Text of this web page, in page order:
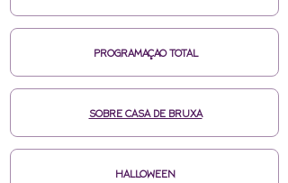
PROGRAMAÇAO TOTAL
SOBRE CASA DE BRUXA
HALLOWEEN